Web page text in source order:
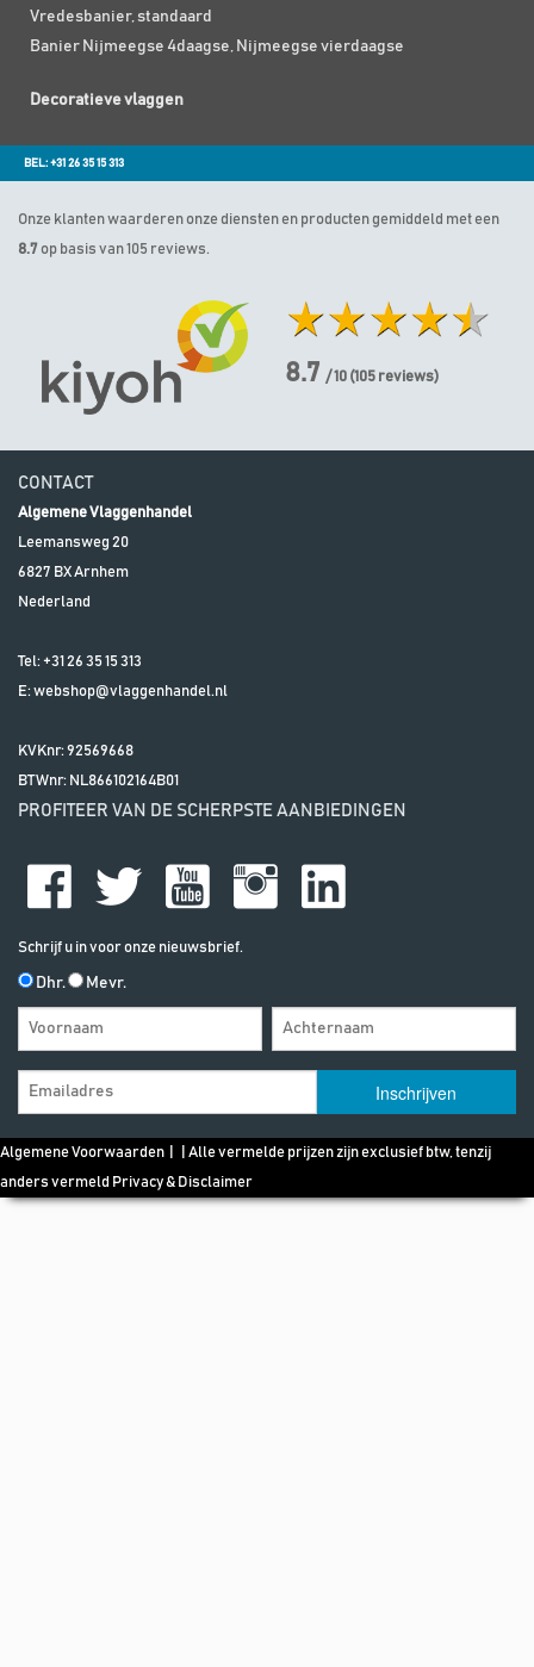
Vredesbanier, standaard
Banier Nijmeegse 4daagse, Nijmeegse vierdaagse
Decoratieve vlaggen
BEL: +31 26 35 15 313
Onze klanten waarderen onze diensten en producten gemiddeld met een
8.7 op basis van 105 reviews.
8.7 / 10 (105 reviews)
CONTACT
Algemene Vlaggenhandel
Leemansweg 20
6827 BXArnhem
Nederland
Tel: +31 26 35 15 313
E:webshop@vlaggenhandel.nl
KVKnr: 92569668
BTWnr: NL866102164B01
PROFITEER VAN DE SCHERPSTE AANBIEDINGEN
Schrijf u in voor onze nieuwsbrief.
Dhr. Mevr.
Algemene Voorwaarden | | Alle vermelde prijzen zijn exclusief btw, tenzij
anders vermeld Privacy & Disclaimer